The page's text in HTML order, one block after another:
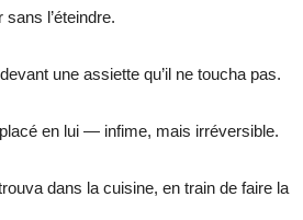
l’éteindre.
une assiette qu’il ne toucha pas.
en lui — infime, mais irréversible.
dans la cuisine, en train de faire la